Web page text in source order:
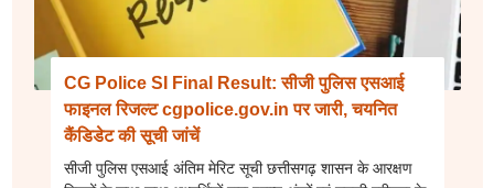
CG Police SI Final Result: सीजी पुलिस एसआई
फाइनल रिजल्ट cgpolice.gov.in पर जारी, चयनित
कैंडिडेट की सूची जांचें
सीजी पुलिस एसआई अंतिम मेरिट सूची छत्तीसगढ़ शासन के आरक्षण